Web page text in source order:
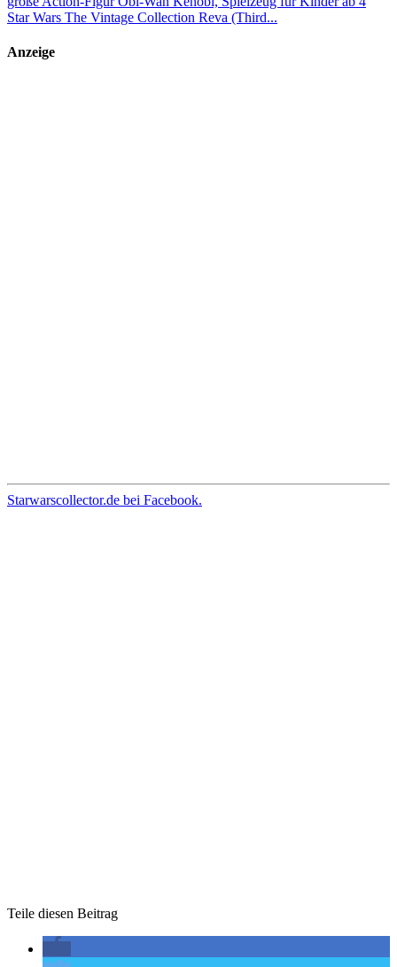
Star Wars The Vintage Collection Reva (Third...
Anzeige
Starwarscollector.de bei Facebook.
Teile diesen Beitrag